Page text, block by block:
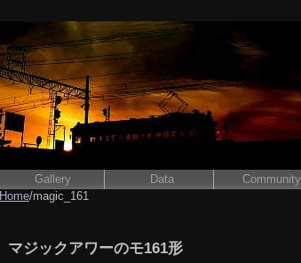
Gallery Data Community
Home/magic_161
マジックアワーのモ161形